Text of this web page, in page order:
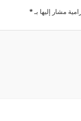
مشار إليها بـ*